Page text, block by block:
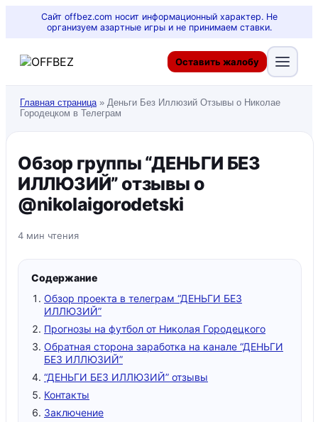
Сайт offbez.com носит информационный характер. Не
организуем азартные игры и не принимаем ставки.
Оставить жалобу
Главная страница» Деньги Без Иллюзий Отзывы о Николае
Городецком в Телеграм
Обзор группы “ДЕНЬГИ БЕЗ
ИЛЛЮЗИЙ” отзывы о
@nikolaigorodetski
4 мин чтения
Содержание
Обзор проекта в телеграм “ДЕНЬГИ БЕЗ
ИЛЛЮЗИЙ”
Прогнозы на футбол от Николая Городецкого
Обратная сторона заработка на канале “ДЕНЬГИ
БЕЗ ИЛЛЮЗИЙ”
“ДЕНЬГИ БЕЗ ИЛЛЮЗИЙ” отзывы
Контакты
Заключение